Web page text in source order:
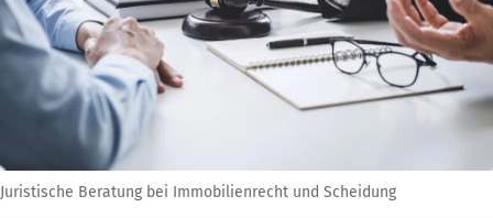
Juristische Beratung bei Immobilienrecht und Scheidung